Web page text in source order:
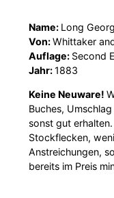
Name: Long
Von:Whittaker
Auflage: Second
Jahr:1883
Keine Neuware!
Buches,
sonst gut
Stockflecken,
Anstreichungen,
bereits im Preis